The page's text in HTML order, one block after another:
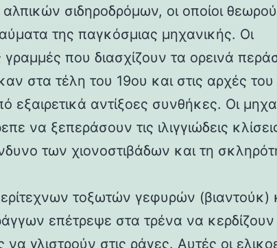
σιδηροδρόμων, οι οποίοι
της παγκόσμιας μηχανικής. Οι
γραμμές που διασχίζουν τα ορεινά
στα τέλη του 19ου και στις αρχές
εξαιρετικά αντίξοες συνθήκες. Οι
να ξεπεράσουν τις ιλιγγιώδεις
των χιονοστιβάδων και τη
τοξωτών γεφυρών (βιαντούκ)
επέτρεψε στα τρένα να κερδίζουν
γλιστρούν στις ράγες. Αυτές οι